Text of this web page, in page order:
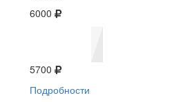
6000
5700
Подробности